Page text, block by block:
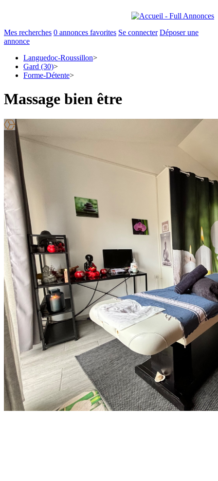
Mes recherches 0 annonces favorites Se connecter Déposer une
annonce
Languedoc-Roussillon>
Gard (30)>
Forme-Détente>
Massage bien être